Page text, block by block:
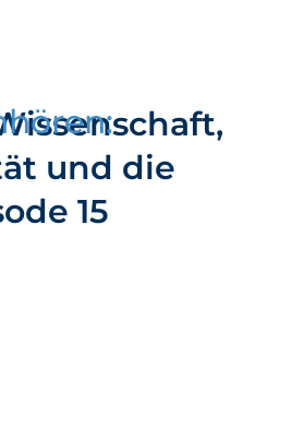
und die
15